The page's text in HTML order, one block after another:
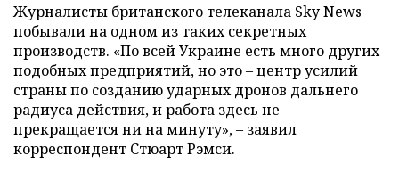
Журналисты британского телеканала Sky News
побывали на одном из таких секретных
производств. «По всей Украине есть много других
подобных предприятий, но это – центр усилий
страны по созданию ударных дронов дальнего
радиуса действия, и работа здесь не
прекращается ни на минуту», – заявил
корреспондент Стюарт Рэмси.